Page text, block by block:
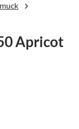
Apricot